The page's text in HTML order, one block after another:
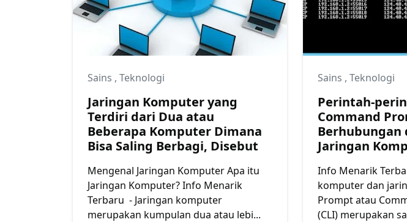
Sains , Teknologi
Jaringan Komputer yang
Terdiri dari Dua atau
Beberapa Komputer Dimana
Bisa Saling Berbagi, Disebut
Mengenal Jaringan Komputer Apa itu
Jaringan Komputer? Info Menarik
Terbaru - Jaringan komputer
merupakan kumpulan dua atau lebi...
Sains , Teknologi
Perintah-
Command
Berhubungan
Jaringan
Info Menarik
komputer dan
Prompt atau
(CLI) merupakan